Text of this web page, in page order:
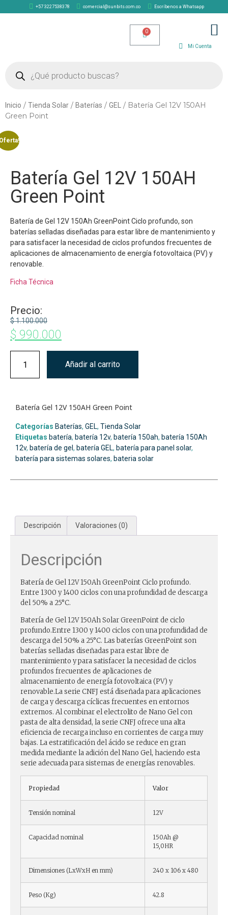
+57 3227538378 comercial@sunbits.com.co Escríbenos a Whatsapp
Mi Cuenta
Inicio / Tienda Solar / Baterías / GEL
/ Batería Gel 12V 150AH
Green Point
Batería Gel 12V 150AH
Green Point
Batería de Gel 12V 150Ah GreenPoint Ciclo profundo, son
baterías selladas diseñadas para estar libre de mantenimiento y
para satisfacer la necesidad de ciclos profundos frecuentes de
aplicaciones de almacenamiento de energía fotovoltaica (PV) y
renovable.
Ficha Técnica
Precio:
$1.100.000
$ 990.000
Añadir al carrito
Batería Gel 12V 150AH Green Point
Categorías Baterías, GEL, Tienda Solar
Etiquetas batería, batería 12v, batería 150ah, batería 150Ah
12v, batería de gel , batería GEL, batería para panel solar,
batería para sistemas solares, bateria solar
Descripción Valoraciones (0)
Descripción
Batería de Gel 12V 150Ah GreenPoint Ciclo profundo.
Entre 1300 y 1400 ciclos con una profundidad de descarga
del 50% a 25°C.
Batería de Gel 12V 150Ah Solar GreenPoint de ciclo
profundo.Entre 1300 y 1400 ciclos con una profundidad de
descarga del 50% a 25°C. Las baterías GreenPoint son
baterías selladas diseñadas para estar libre de
mantenimiento y para satisfacer la necesidad de ciclos
profundos frecuentes de aplicaciones de
almacenamiento de energía fotovoltaica (PV) y
renovable.La serie CNFJ está diseñada para aplicaciones
de carga y descarga cíclicas frecuentes en entornos
extremos. Al combinar el electrolito de Nano Gel con
pasta de alta densidad, la serie CNFJ ofrece una alta
eficiencia de recarga incluso en corrientes de carga muy
bajas. La estratificación del ácido se reduce en gran
medida mediante la adición del Nano Gel, haciendo esta
serie adecuada para sistemas de energías renovables.
Propiedad Valor
Tensión nominal 12V
Capacidad nominal
150Ah @
15,0HR
Dimensiones (LxWxH en mm) 240 x 106 x 480
Peso (Kg) 42.8